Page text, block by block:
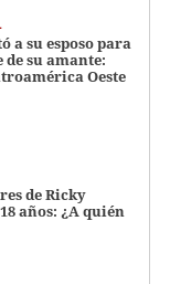
a su esposo para
su amante:
Oeste
de Ricky
años: ¿A quién